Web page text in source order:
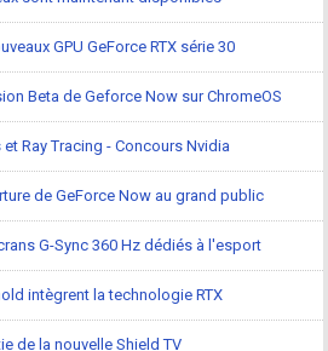
GPU GeForce RTX série 30
Beta de Geforce Now sur ChromeOS
Ray Tracing - Concours Nvidia
de GeForce Now au grand public
G-Sync 360 Hz dédiés à l'esport
intègrent la technologie RTX
de la nouvelle Shield TV